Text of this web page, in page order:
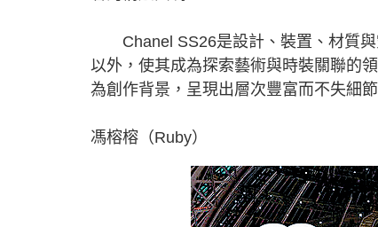
Chanel SS26是設計、裝置、材質與
以外，使其成為探索藝術與時裝關聯的
為創作背景，呈現出層次豐富而不失細
馮榕榕（Ruby）